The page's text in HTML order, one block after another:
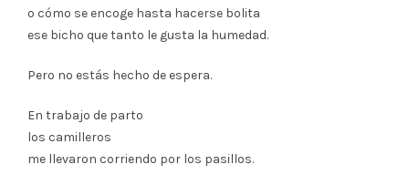
o cómo se encoge hasta hacerse bolita
ese bicho que tanto le gusta la humedad.
Pero no estás hecho de espera.
En trabajo de parto
los camilleros
me llevaron corriendo por los pasillos.